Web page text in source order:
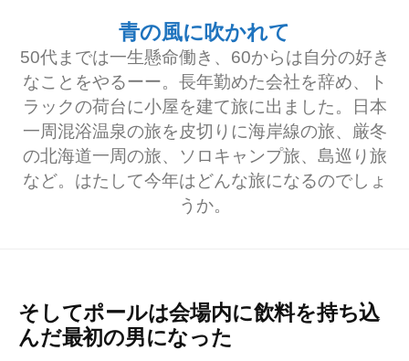
青の風に吹かれて
50代までは一生懸命働き、60からは自分の好き
なことをやるーー。長年勤めた会社を辞め、ト
ラックの荷台に小屋を建て旅に出ました。日本
一周混浴温泉の旅を皮切りに海岸線の旅、厳冬
の北海道一周の旅、ソロキャンプ旅、島巡り旅
など。はたして今年はどんな旅になるのでしょ
うか。
そしてポールは会場内に飲料を持ち込
んだ最初の男になった